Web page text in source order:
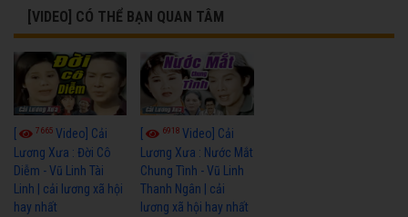
[VIDEO] CÓ THỂ BẠN QUAN TÂM
7665 Video] Cải
Lương Xưa : Đời Cô
Diễm - Vũ Linh Tài
Linh | cải lương xã hội
hay nhất
6918Video] Cải
Lương Xưa : Nước Mắt
Chung Tình - Vũ Linh
Thanh Ngân | cải
lương xã hội hay nhất